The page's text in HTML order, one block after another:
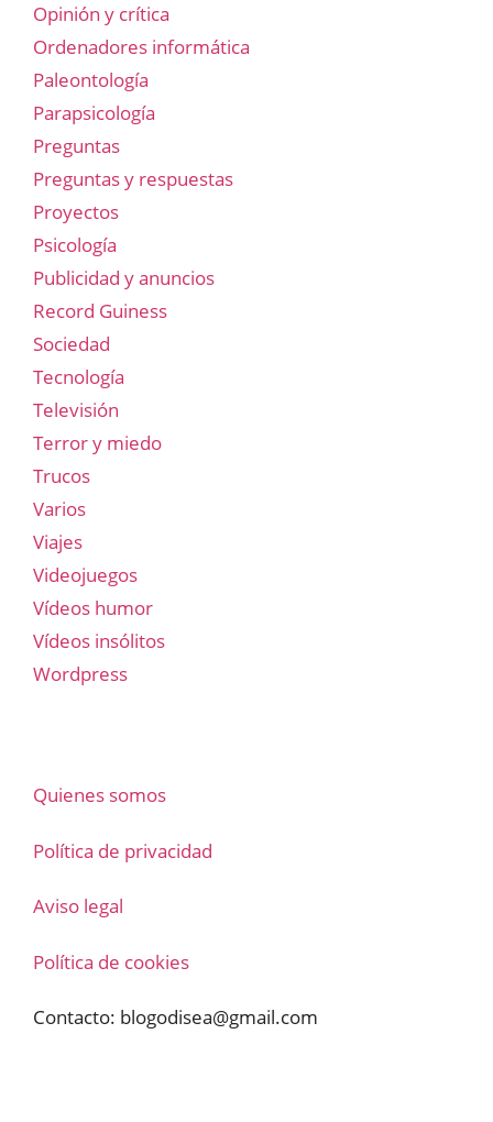
Opinión y crítica
Ordenadores informática
Paleontología
Parapsicología
Preguntas
Preguntas y respuestas
Proyectos
Psicología
Publicidad y anuncios
Record Guiness
Sociedad
Tecnología
Televisión
Terror y miedo
Trucos
Varios
Viajes
Videojuegos
Vídeos humor
Vídeos insólitos
Wordpress
Quienes somos
Política de privacidad
Aviso legal
Política de cookies
Contacto: blogodisea@gmail.com